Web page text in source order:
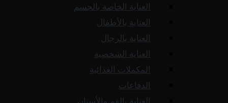
العناية الخاصة بالجسم
العناية بالأطفال
العناية بالرجال
العناية الشخصية
المكملات الغذائية
الدفاعات